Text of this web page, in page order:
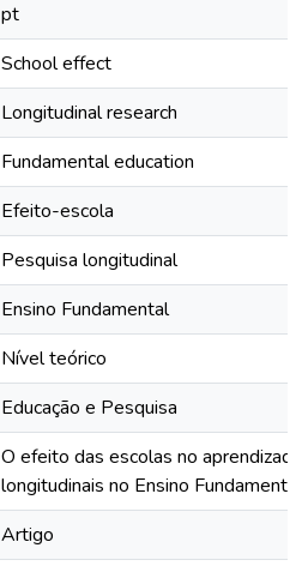
pt
School effect
Longitudinal research
Fundamental education
Efeito-escola
Pesquisa longitudinal
Ensino Fundamental
Nível teórico
Educação e Pesquisa
O efeito das escolas no
longitudinais no Ensino Fundamental
Artigo